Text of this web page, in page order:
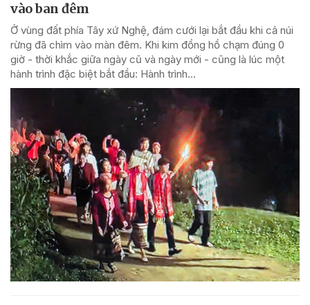
vào ban đêm
Ở vùng đất phía Tây xứ Nghệ, đám cưới lại bắt đầu khi cả núi
rừng đã chìm vào màn đêm. Khi kim đồng hồ chạm đúng 0
giờ - thời khắc giữa ngày cũ và ngày mới - cũng là lúc một
hành trình đặc biệt bắt đầu: Hành trình...